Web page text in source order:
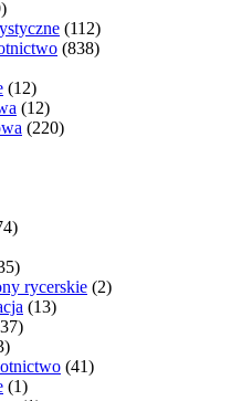
(112)
(838)
(12)
(12)
(220)
rycerskie (2)
(13)
(41)
(1)